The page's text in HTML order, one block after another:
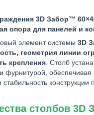
3D Забор™
опора для панелей и
элемент системы 3D
геометрия линии
крепления . Столб
фурнитурой, обеспечивая
конструкции
столбов 3D